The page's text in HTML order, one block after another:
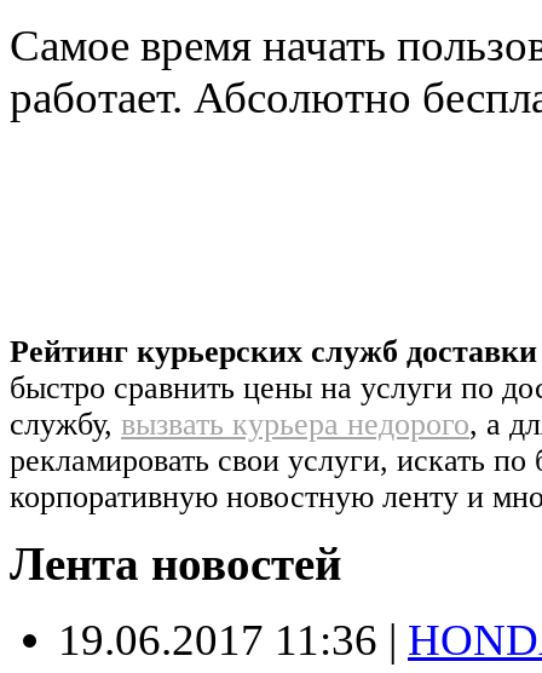
Самое время начать
работает. Абсолютно
Рейтинг курьерских служб
быстро сравнить цены на услуги по
службу, вызвать курьера недорого, а
рекламировать свои услуги, искать по
корпоративную новостную ленту и
Лента новостей
19.06.2017 11:36 |